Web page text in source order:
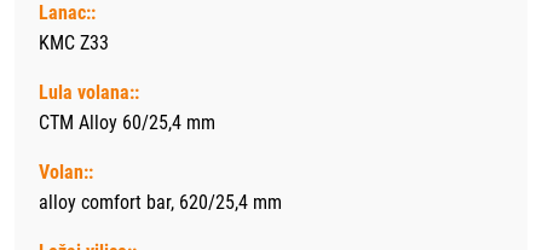
Lanac::
KMC Z33
Lula volana::
CTM Alloy 60/25,4 mm
Volan::
alloy comfort bar, 620/25,4 mm